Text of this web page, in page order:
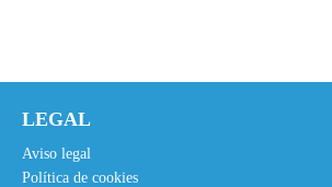
LEGAL
Aviso legal
Política de cookies